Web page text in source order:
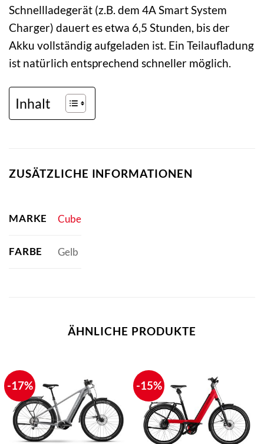
Schnellladegerät (z.B. dem 4A Smart System
Charger) dauert es etwa 6,5 Stunden, bis der
Akku vollständig aufgeladen ist. Ein Teilaufladung
ist natürlich entsprechend schneller möglich.
Inhalt
ZUSÄTZLICHE INFORMATIONEN
MARKE Cube
FARBE Gelb
ÄHNLICHE PRODUKTE
-17% -15%